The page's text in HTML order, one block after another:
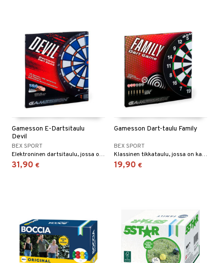
Gamesson E-Dartsitaulu
Devil
BEX SPORT
Elektroninen dartsitaulu, jossa on useita pelivaihtoehtoja!
31,90 €
Gamesson Dart-taulu Family
BEX SPORT
Klassinen tikkataulu, jossa on kaksi puolta.
19,90 €